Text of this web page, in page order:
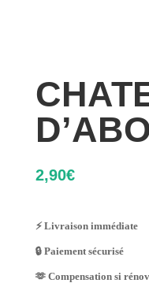
2,90€
⚡ Livraison immédiate
🔒 Paiement sécurisé
🫶 Compensation si